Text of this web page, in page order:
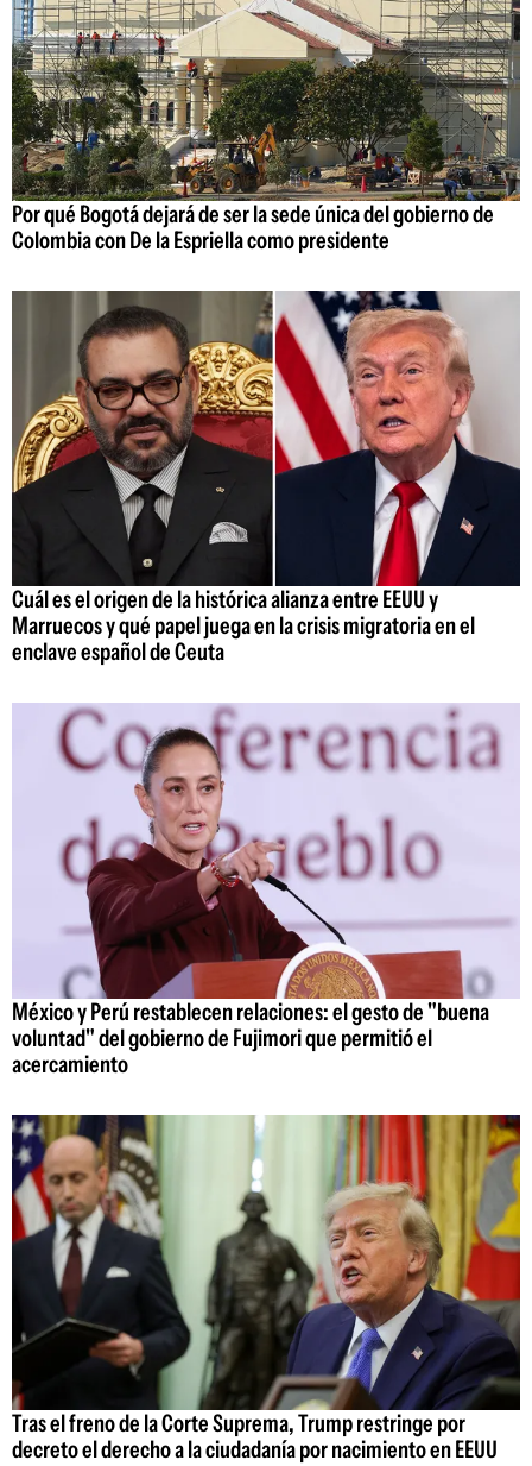
Por qué Bogotá dejará de ser la sede única del gobierno de
Colombia con De la Espriella como presidente
Cuál es el origen de la histórica alianza entre EEUU y
Marruecos y qué papel juega en la crisis migratoria en el
enclave español de Ceuta
México y Perú restablecen relaciones: el gesto de "buena
voluntad" del gobierno de Fujimori que permitió el
acercamiento
Tras el freno de la Corte Suprema, Trump restringe por
decreto el derecho a la ciudadanía por nacimiento en EEUU